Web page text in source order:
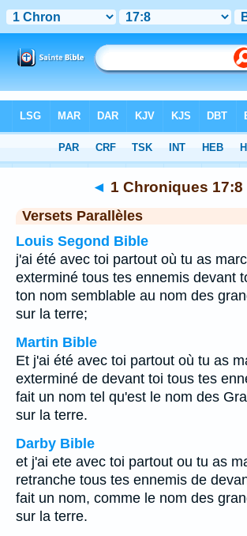
>Chapitre 17 > Verset 8
◄ 1 Chroniques 17:8
Versets Parallèles
Louis Segond Bible
j'ai été avec toi partout où tu as
exterminé tous tes ennemis devant
ton nom semblable au nom des
sur la terre;
Martin Bible
Et j'ai été avec toi partout où tu as
exterminé de devant toi tous tes
fait un nom tel qu'est le nom des
sur la terre.
Darby Bible
et j'ai ete avec toi partout ou tu as
retranche tous tes ennemis de
fait un nom, comme le nom des
sur la terre.